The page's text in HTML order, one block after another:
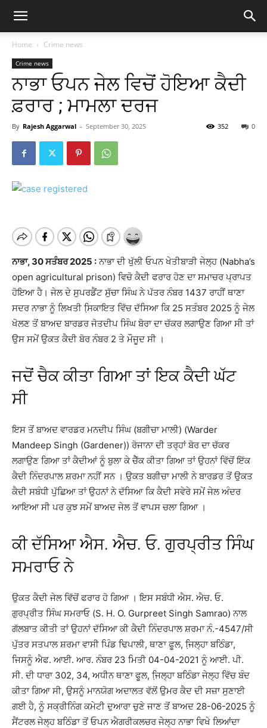
Home Crime news
Crime news
ਨਾਭਾ ਓਪਨ ਜੇਲ ਵਿਚੋਂ ਹੋਇਆ ਕੈਦੀ
ਫ਼ਰਾਰ ; ਮਾਮਲਾ ਦਰਜ
By Rajesh Aggarwal - September 30, 2025 0
352
ਨਾਭਾ, 30 ਸਤੰਬਰ 2025 :ਨਾਭਾ ਦੀ ਖੁੱਲੀ ਓਪਨ ਖੇਤੀਬਾੜੀ ਜੇਲ੍ਹ (Nabha’s
open agricultural prison) ਵਿਚੋ ਕੈਦੀ ਫਰਾਰ ਹੋਣ ਦਾ ਸਮਾਚਰ ਪ੍ਰਾਪਤ
ਹੋਇਆ ਹੈ। ਜੇਲ ਦੇ ਸੁਪਰਡੈਂਟ ਸੁੱਚਾ ਸਿੰਘ ਨੇ ਪੱਤਰ ਨੰਬਰ 1437 ਰਾਹੀਂ ਥਾਣਾ
ਸਦਰ ਨਾਭਾ ਨੂੰ ਲਿਖਤੀ ਸਿ਼ਕਾਇਤ ਵਿੱਚ ਦੱਸਿਆ ਕਿ 25 ਸਤੰਬਰ 2025 ਨੂੰ ਜੇਲ
ਖੋਲਣ ਤੋਂ ਬਾਅਦ ਬਾਰਡਰ ਜੋਤਦੀਪ ਸਿੰਘ ਬੋਰਾ ਦਾ ਚੱਕਰ ਲਗਾਉਣ ਗਿਆ ਸੀ ਤਾਂ
ਉਸ ਸਮੇਂ ਉਕਤ ਕੈਦੀ ਬੋਰ ਨੰਬਰ 2 ਤੇ ਮੌਜੂਦ ਸੀ ।
ਜਦੋਂ ਚੈਕ ਕੀਤਾ ਗਿਆ ਤਾਂ ਇਕ ਕੈਦੀ ਘੱਟ
ਸੀ
ਇਸ ਤੋਂ ਬਾਅਦ ਵਾਰਡਰ ਮਨਦੀਪ ਸਿੰਘ (ਬਗੀਚਾ ਮਾਲੀ) (Warder
Mandeep Singh (Gardener)) ਰੋਜਾਨਾ ਦੀ ਤਰ੍ਹਾਂ ਬੋਰ ਦਾ ਚੱਕਰ
ਲਗਾਉਣ ਗਿਆ ਤਾਂ ਕੈਦੀਆਂ ਨੂੰ ਬੁਲਾ ਕੇ ਚੈੱਕ ਕੀਤਾ ਗਿਆ ਤਾਂ ਉਹਨਾਂ ਵਿੱਚੋਂ ਇੱਕ
ਕੈਦੀ ਨਿੰਦਰਪਾਲ ਸ਼ਰਮਾ ਨਹੀਂ ਸਨ । ਉਕਤ ਬਗੀਚਾ ਮਾਲੀ ਨੇ ਬਾਰਡਰ ਤੋਂ ਉਕਤ
ਕੈਦੀ ਸਬੰਧੀ ਪੁੱਛਿਆ ਤਾਂ ਉਹਨਾਂ ਨੇ ਦੱਸਿਆ ਕਿ ਕੈਦੀ ਸਵੇਰੇ ਸਮੇਂ ਜੇਲ ਅੰਦਰ
ਆਇਆ ਸੀ ਪਰ ਕੁਝ ਸਮੇਂ ਬਾਅਦ ਜੇਲ ਤੋਂ ਵਾਪਸ ਚਲਾ ਗਿਆ ।
ਕੀ ਦੱਸਿਆ ਐਸ. ਐਚ. ਓ. ਗੁਰਪ੍ਰੀਤ ਸਿੰਘ
ਸਮਰਾਓ ਨੇ
ਉਕਤ ਕੈਦੀ ਜੇਲ ਵਿੱਚੋਂ ਫਰਾਰ ਹੋ ਗਿਆ । ਇਸ ਸਬੰਧੀ ਐਸ. ਐਚ. ਓ.
ਗੁਰਪ੍ਰੀਤ ਸਿੰਘ ਸਮਰਾਓ (S. H. O. Gurpreet Singh Samrao) ਨਾਲ
ਗੱਲਬਾਤ ਕੀਤੀ ਤਾਂ ਉਹਨਾਂ ਦੱਸਿਆ ਕੀ ਕੈਦੀ ਨਿੰਦਰਪਾਲ ਸ਼ਰਮਾ ਨੰ.-4547/ਸੀ
ਪੁੱਤਰ ਸਤਪਾਲ ਸ਼ਰਮਾ ਵਾਸੀ ਪਿੰਡ ਢਿਪਾਲੀ, ਥਾਣਾ ਫੂਲ, ਜਿ਼ਲ੍ਹਾ ਬਠਿੰਡਾ,
ਜਿਸਨੂੰ ਐਫ. ਆਈ. ਆਰ. ਨੰਬਰ 23 ਮਿਤੀ 04-04-2021 ਨੂੰ ਆਈ. ਪੀ.
ਸੀ. ਦੀ ਧਾਰਾ 302, 34, ਅਧੀਨ ਥਾਣਾ ਫੂਲ, ਜਿ਼ਲ੍ਹਾ ਬਠਿੰਡਾ ਜੇਲ੍ਹ ਵਿੱਚ ਬੰਦ
ਕੀਤਾ ਗਿਆ ਸੀ, ਉਸਨੂੰ ਮਾਨਯੋਗ ਅਦਾਲਤ ਵੱਲੋਂ ਉਮਰ ਕੈਦ ਦੀ ਸਜ਼ਾ ਸੁਣਾਈ
ਗਈ ਹੈ, ਨੂੰ ਸਕ੍ਰੀਨਿੰਗ ਕਮੇਟੀ ਦੁਆਰਾ ਚੁਣੇ ਜਾਣ ਤੋਂ ਬਾਅਦ 28-06-2025 ਨੂੰ
ਸੈਂਟਰਲ ਜੇਲ੍ਹ ਬਠਿੰਡਾ ਤੋਂ ਓਪਨ ਐਗਰੀਕਲਚਰ ਜੇਲ੍ਹ ਨਾਭਾ ਵਿਖੇ ਲਿਆਂਦਾ